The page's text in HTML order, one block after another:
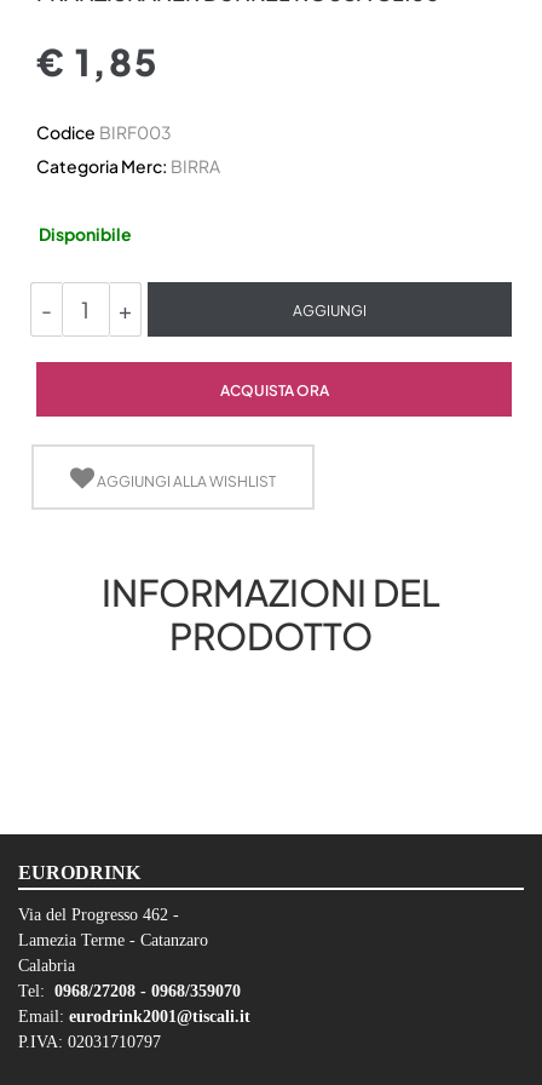
€ 1,85
Codice BIRF003
Categoria Merc: BIRRA
Disponibile
AGGIUNGI
ACQUISTA ORA
AGGIUNGI ALLA WISHLIST
INFORMAZIONI DEL
PRODOTTO
EURODRINK
Via del Progresso 462 -
Lamezia Terme - Catanzaro
Calabria
Tel: 0968/27208 - 0968/359070
Email: eurodrink2001@tiscali.it
P.IVA: 02031710797